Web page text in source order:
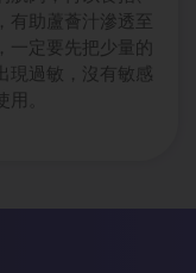
有助蘆薈汁滲透至
一定要先把少量的
現過敏，沒有敏感
。